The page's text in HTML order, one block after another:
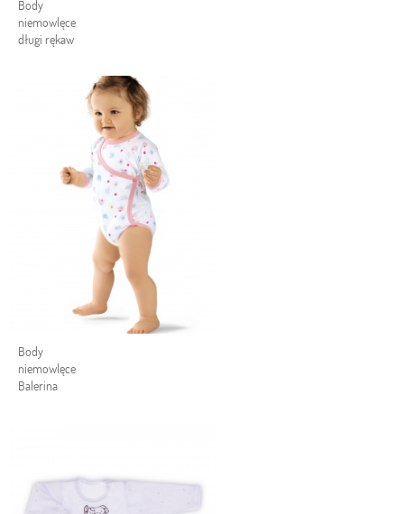
Body
niemowlęce
długi rękaw
Body
niemowlęce
Balerina